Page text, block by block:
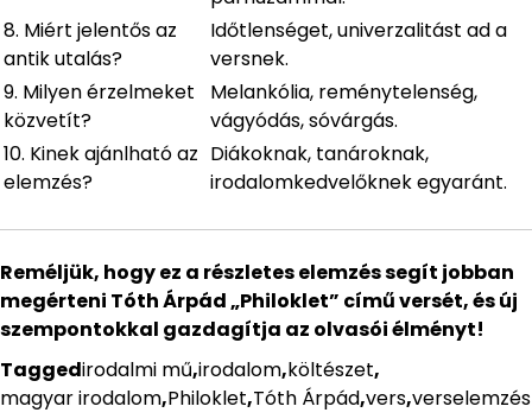
8. Miért jelentős az
antik utalás?
Időtlenséget, univerzalitást ad a
versnek.
9. Milyen érzelmeket
közvetít?
Melankólia, reménytelenség,
vágyódás, sóvárgás.
10. Kinek ajánlható az
elemzés?
Diákoknak, tanároknak,
irodalomkedvelőknek egyaránt.
Reméljük, hogy ez a részletes elemzés segít jobban
megérteni Tóth Árpád „Philoklet” című versét, és új
szempontokkal gazdagítja az olvasói élményt!
Taggedirodalmi mű,irodalom,költészet,
magyar irodalom,Philoklet,Tóth Árpád,vers,verselemzés